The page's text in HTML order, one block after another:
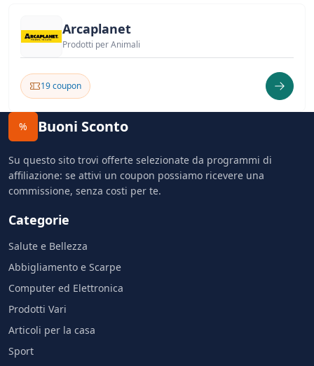
Arcaplanet
Prodotti per Animali
19 coupon
% Buoni Sconto
Su questo sito trovi offerte selezionate da programmi di
affiliazione: se attivi un coupon possiamo ricevere una
commissione, senza costi per te.
Categorie
Salute e Bellezza
Abbigliamento e Scarpe
Computer ed Elettronica
Prodotti Vari
Articoli per la casa
Sport